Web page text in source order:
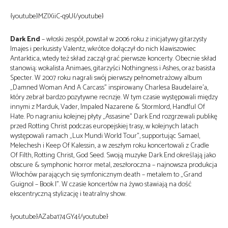
{youtube}MZlXiiC-q9U{/youtube}
Dark End– włoski zespół, powstał w 2006 roku z inicjatywy gitarzysty
Imajes i perkusisty Valentz, wkrótce dołączył do nich klawiszowiec
Antarktica, wtedy też skład zaczął grać pierwsze koncerty. Obecnie skład
stanowią: wokalista Animaes, gitarzyści Nothingness i Ashes, oraz basista
Specter. W 2007 roku nagrali swój pierwszy pełnometrażowy album
„Damned Woman And A Carcass” inspirowany Charlesa Baudelaire’a,
który zebrał bardzo pozytywne recnzje. W tym czasie występowali między
innymi z Marduk, Vader, Impaled Nazarene & Stormlord, Handful Of
Hate. Po nagraniu kolejnej płyty „Assasine” Dark End rozgrzewali publikę
przed Rotting Christ podczas europejskiej trasy, w kolejnych latach
występowali ramach „Lux Mundi World Tour”, supportując Samael,
Melechesh i Keep Of Kalessin, a w zeszłym roku koncertowali z Cradle
Of Filth, Rotting Christ, God Seed. Swoją muzyke Dark End określają jako
obscure & symphonic horror metal, zeszłoroczna – najnowsza produkcja
Włochów parających się symfonicznym death – metalem to „Grand
Guignol – Book I”. W czasie koncertów na żywo stawiają na dość
ekscentryczną stylizację i teatralny show.
{youtube}AZaba174GY4{/youtube}